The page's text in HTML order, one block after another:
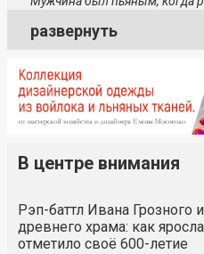
развернуть
В центре внимания
Рэп-баттл Ивана Грозного
древнего храма: как
отметило своё 600-летие